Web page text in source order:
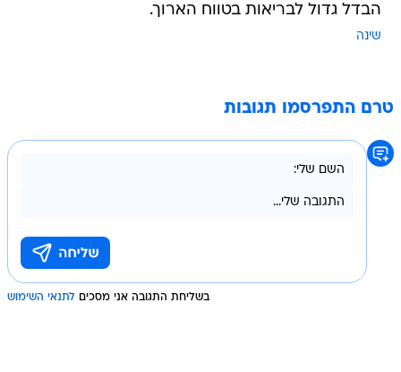
הבדל גדול לבריאות בטווח הארוך.
שינה
טרם התפרסמו תגובות
בשליחת התגובה אני מסכים לתנאי השימוש